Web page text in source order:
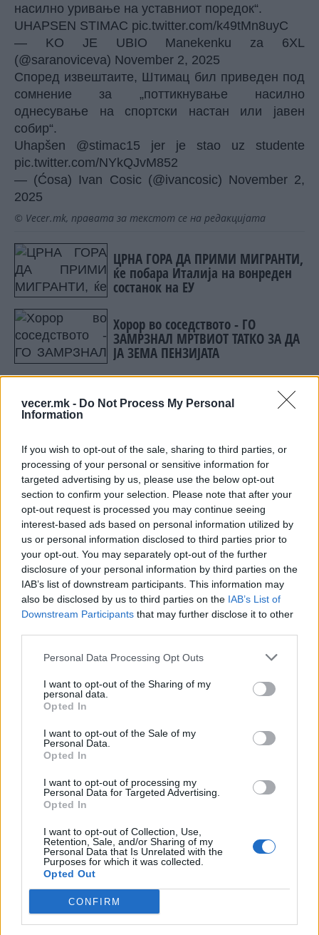
vecer.mk - Do Not Process My Personal
Information
If you wish to opt-out of the sale, sharing to third parties, or
processing of your personal or sensitive information for
targeted advertising by us, please use the below opt-out
section to confirm your selection. Please note that after your
opt-out request is processed you may continue seeing
interest-based ads based on personal information utilized by
us or personal information disclosed to third parties prior to
your opt-out. You may separately opt-out of the further
disclosure of your personal information by third parties on the
IAB’s list of downstream participants. This information may
also be disclosed by us to third parties on the IAB’s List of
Downstream Participants that may further disclose it to other
Personal Data Processing Opt Outs
I want to opt-out of the Sharing of my
personal data.
Opted In
I want to opt-out of the Sale of my
Personal Data.
Opted In
I want to opt-out of processing my
Personal Data for Targeted Advertising.
Opted In
I want to opt-out of Collection, Use,
Retention, Sale, and/or Sharing of my
Personal Data that Is Unrelated with the
Purposes for which it was collected.
Opted Out
CONFIRM
насилно уривање на уставниот поредок“.
UHAPSEN STIMAC pic.twitter.com/k49tMn8uyC
— KO JE UBIO Manekenku za 6XL
(@saranoviceva) November 2, 2025
Според извештаите, Штимац бил приведен под
сомнение за „поттикнување насилно
однесување на спортски настан или јавен
собир“.
Uhapšen @stimac15 jer je stao uz studente
pic.twitter.com/NYkQJvM852
— (Ćosa) Ivan Cosic (@ivancosic) November 2,
2025
© Vecer.mk, правата за текстот се на редакцијата
ЦРНА ГОРА ДА ПРИМИ МИГРАНТИ,
ќе побара Италија на вонреден
состанок на ЕУ
Хорор во соседството - ГО
ЗАМРЗНАЛ МРТВИОТ ТАТКО ЗА ДА
ЈА ЗЕМА ПЕНЗИЈАТА
Ахмети кажа што го мачи:
СЛУШАМ, САКААТ ДА СЕ СУДИ
ЗА ВОЕНИТЕ ЗЛОСТРОСТВА НА
УЧК...
ИСТОРИСКО ОБЕДИНУВАЊЕ НА
МАКЕДОНЦИТЕ ВО СРБИЈА:
ФОРМИРАН МАКЕДОНСКИОТ
НАЦИОНАЛЕН СОЈУЗ
УЛЦИЊ Е АЛБАНСКИ, ЌЕ ГО
ОСЛОБОДИМЕ- Скандалозна
објава на вицепремиерот на
Црна Гора
ПРЕДУПРЕДЕНИ СЕ: „Бугарија
итно ја преиспитува својата
одлука“
БИДЕ ЗА НА ЛЕКАР, а потоа...
СУДСКАТА МАФИЈА РАБОТИ
ВАКА - Судијата Вулнет Винца
на бизнисменот Марковски
Северна Кореја и Русија градат
мистериозен мост
ТЕЖОК ДЕН И ЈАВНО
ДЕМОЛИРАЊЕ НА ФИЛИПЧЕ:
Мицкоски откри дека
ништо, освен за кеш
Исчезнаа десетмина
алпинисти во лавина во
Пакистан- меѓу нив и познат
Непалец